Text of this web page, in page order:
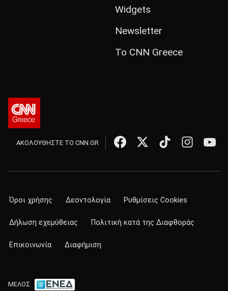
Widgets
Newsletter
Το CNN Greece
ΑΚΟΛΟΥΘΗΣΤΕ ΤΟ CNN.GR
Όροι χρήσης Δεοντολογία Ρυθμίσεις Cookies
Δήλωση εχεμύθειας Πολιτική κατά της Διαφθοράς
Επικοινωνία Διαφήμιση
ΜΕΛΟΣ